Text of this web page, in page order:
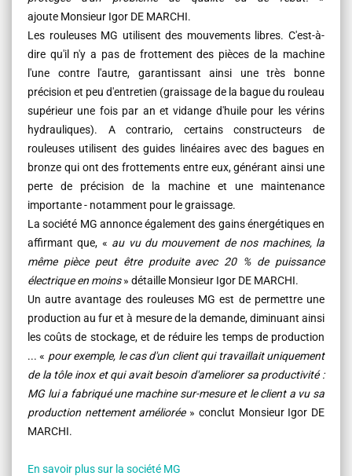
ajoute Monsieur Igor DE MARCHI.
Les rouleuses MG utilisent des mouvements libres. C'est-à-
dire qu'il n'y a pas de frottement des pièces de la machine
l'une contre l'autre, garantissant ainsi une très bonne
précision et peu d'entretien (graissage de la bague du rouleau
supérieur une fois par an et vidange d'huile pour les vérins
hydrauliques). A contrario, certains constructeurs de
rouleuses utilisent des guides linéaires avec des bagues en
bronze qui ont des frottements entre eux, générant ainsi une
perte de précision de la machine et une maintenance
importante - notamment pour le graissage.
La société MG annonce également des gains énergétiques en
affirmant que, « au vu du mouvement de nos machines, la
même pièce peut être produite avec 20 % de puissance
électrique en moins» détaille Monsieur Igor DE MARCHI.
Un autre avantage des rouleuses MG est de permettre une
production au fur et à mesure de la demande, diminuant ainsi
les coûts de stockage, et de réduire les temps de production
... « pour exemple, le cas d'un client qui travaillait uniquement
de la tôle inox et qui avait besoin d'ameliorer sa productivité :
MG lui a fabriqué une machine sur-mesure et le client a vu sa
production nettement améliorée» conclut Monsieur Igor DE
MARCHI.
En savoir plus sur la société MG